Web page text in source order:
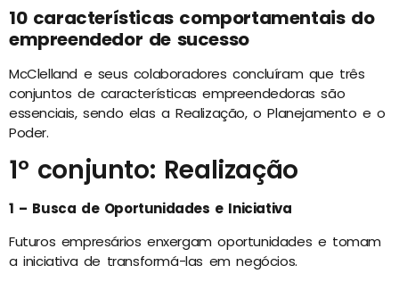
10 características comportamentais do
empreendedor de sucesso
McClelland e seus colaboradores concluíram que três
conjuntos de características empreendedoras são
essenciais, sendo elas a Realização, o Planejamento e o
Poder.
1º conjunto: Realização
1 – Busca de Oportunidades e Iniciativa
Futuros empresários enxergam oportunidades e tomam
a iniciativa de transformá-las em negócios.